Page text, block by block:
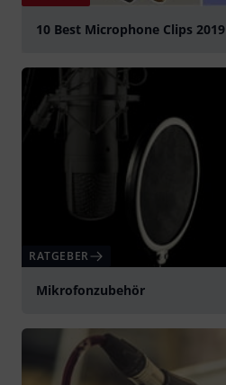
10 Best Microphone Clips 2019
RATGEBER
Mikrofonzubehör